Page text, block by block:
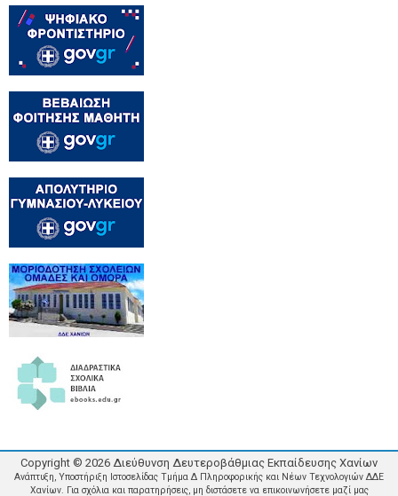
Copyright © 2026 Διεύθυνση Δευτεροβάθμιας Εκπαίδευσης Χανίων
Ανάπτυξη, Υποστήριξη Ιστοσελίδας Τμήμα Δ Πληροφορικής και Νέων Τεχνολογιών ΔΔΕ
Χανίων. Για σχόλια και παρατηρήσεις, μη διστάσετε να επικοινωνήσετε μαζί μας